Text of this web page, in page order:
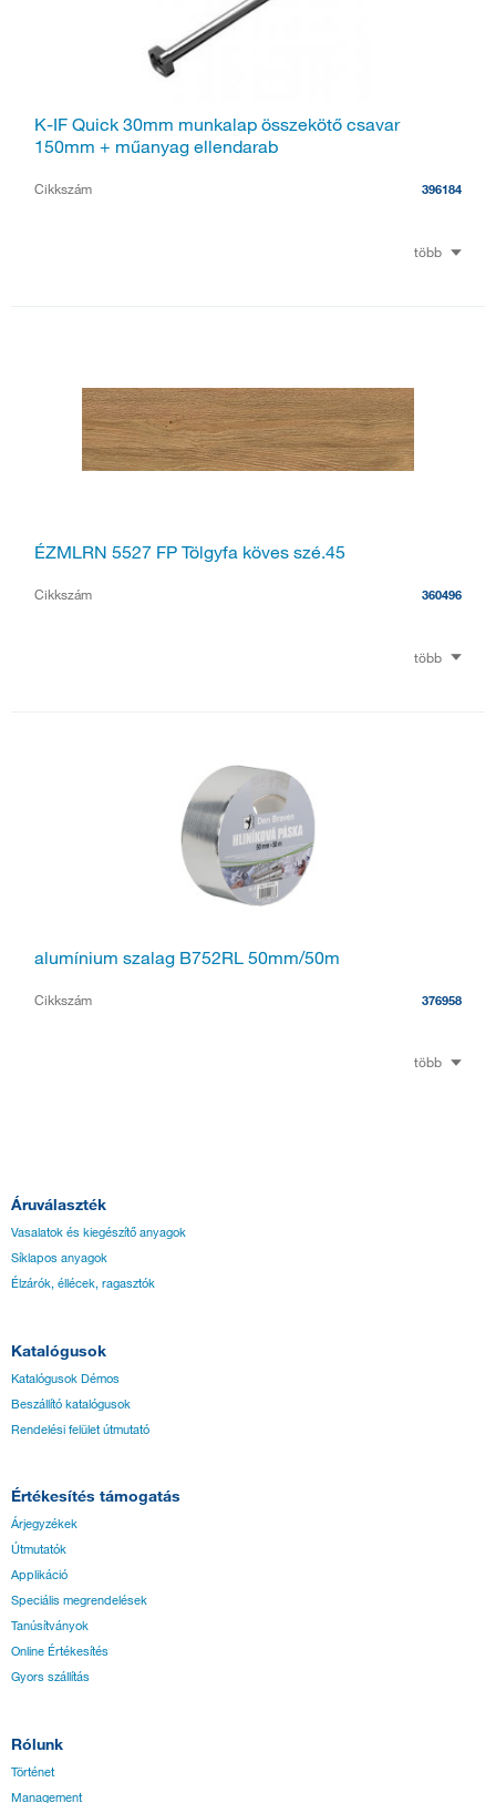
K-IF Quick 30mm munkalap összekötő csavar
150mm + műanyag ellendarab
Cikkszám 396184
több
ÉZMLRN 5527 FP Tölgyfa köves szé.45
Cikkszám 360496
több
alumínium szalag B752RL 50mm/50m
Cikkszám 376958
több
Áruválaszték
Vasalatok és kiegészítő anyagok
Síklapos anyagok
Élzárók, éllécek, ragasztók
Katalógusok
Katalógusok Démos
Beszállító katalógusok
Rendelési felület útmutató
Értékesítés támogatás
Árjegyzékek
Útmutatók
Applikáció
Speciális megrendelések
Tanúsítványok
Online Értékesítés
Gyors szállítás
Rólunk
Történet
Management